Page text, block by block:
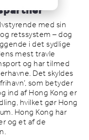
med sin
retssystem – dog
i det sydlige
mest travle
og har tilmed
Det skyldes
som betyder
ind af Hong Kong er
hvilket gør Hong
Hong Kong har
og et af de